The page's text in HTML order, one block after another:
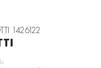
1426122